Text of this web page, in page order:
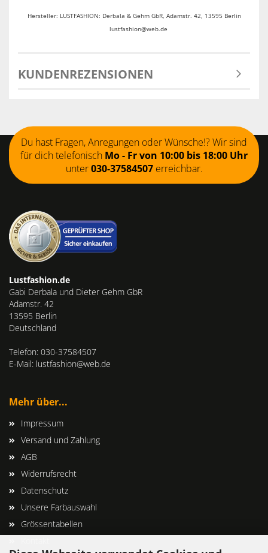
Hersteller: LUSTFASHION: Derbala & Gehm GbR, Adamstr. 42, 13595 Berlin
lustfashion@web.de
KUNDENREZENSIONEN
Du hast Fragen, Anregungen oder Wünsche!? Wir sind
für dich telefonisch Mo - Fr von 10:00 bis 18:00 Uhr
unter030-37584507erreichbar.
Lustfashion.de
Gabi Derbala und Dieter Gehm GbR
Adamstr. 42
13595 Berlin
Deutschland
Telefon: 030-37584507
E-Mail: lustfashion@web.de
Mehr über...
Impressum
Versand und Zahlung
AGB
Widerrufsrecht
Datenschutz
Unsere Farbauswahl
Grössentabellen